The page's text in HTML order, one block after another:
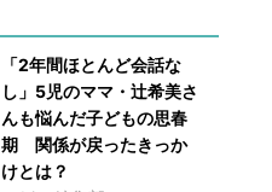
「2年間ほとんど会話な
し」5児のママ・辻希美さ
んも悩んだ子どもの思春
期 関係が戻ったきっか
けとは？